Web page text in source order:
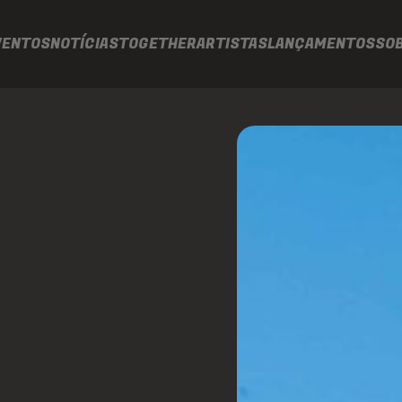
NOTÍCIASTOGETHERARTISTASLANÇAMENTOS